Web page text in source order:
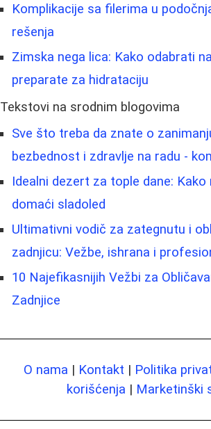
Komplikacije sa filerima u
rešenja
Zimska nega lica: Kako odabrati
preparate za hidrataciju
Tekstovi na srodnim blogovima
Sve što treba da znate o
bezbednost i zdravlje na radu -
Idealni dezert za tople dane:
domaći sladoled
Ultimativni vodič za zategnutu i
zadnjicu: Vežbe, ishrana i
10 Najefikasnijih Vežbi za
Zadnjice
O nama | Kontakt | Politika
korišćenja | Marketinški